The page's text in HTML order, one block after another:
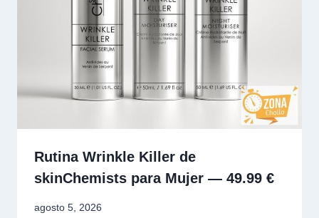
Rutina Wrinkle Killer de
skinChemists para Mujer — 49.99 €
agosto 5, 2026